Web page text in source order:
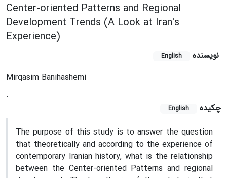
Center-oriented Patterns and Regional
Development Trends (A Look at Iran's
Experience)
نویسنده English
Mirqasim Banihashemi
.
چکیده
English
The purpose of this study is to answer the question
that theoretically and according to the experience of
contemporary Iranian history, what is the relationship
between the Center-oriented Patterns and regional